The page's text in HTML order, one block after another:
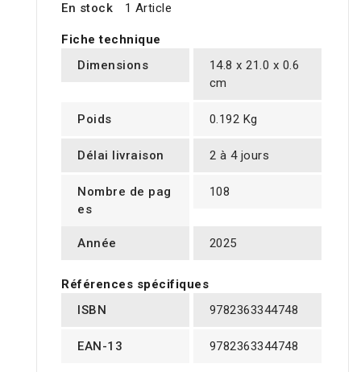
En stock
1 Article
Fiche technique
Dimensions
14.8 x 21.0 x 0.6
cm
Poids 0.192 Kg
Délai livraison 2 à 4 jours
Nombre de pag
es
108
Année 2025
Références spécifiques
ISBN
9782363344748
EAN-13 9782363344748